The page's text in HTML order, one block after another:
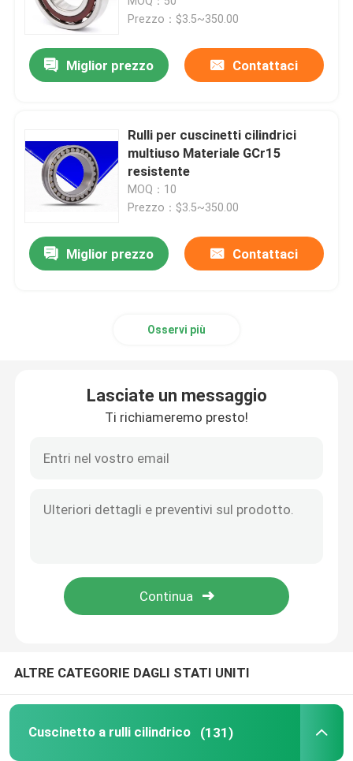
Prodotti
Prezzo：$3.5~350.00
Miglior prezzo Contattaci
Rulli per cuscinetti cilindrici
multiuso Materiale GCr15
resistente
MOQ：10
Prezzo：$3.5~350.00
Miglior prezzo Contattaci
Osservi più
Lasciate un messaggio
Ti richiameremo presto!
ALTRE CATEGORIE DAGLI STATI UNITI
Cuscinetto a rulli cilindrico (131)